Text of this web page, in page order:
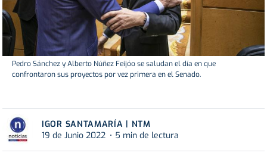
Pedro Sánchez y Alberto Núñez Feijóo se saludan el día en que
confrontaron sus proyectos por vez primera en el Senado.
IGOR SANTAMARÍA | NTM
19 de Junio 2022
5 min de lectura